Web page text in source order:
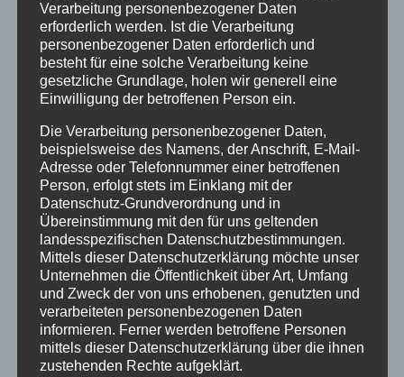
Haus Partale
Info
Oberstdorf
Stellenangebot
Traveller Review Award
Urlaub
Veranstaltungstipp
Wintersport
Bei uns…
Verarbeitung personenbezogener Daten
erforderlich werden. Ist die Verarbeitung
personenbezogener Daten erforderlich und
besteht für eine solche Verarbeitung keine
gesetzliche Grundlage, holen wir generell eine
Einwilligung der betroffenen Person ein.
Die Verarbeitung personenbezogener Daten,
beispielsweise des Namens, der Anschrift, E-Mail-
Adresse oder Telefonnummer einer betroffenen
Person, erfolgt stets im Einklang mit der
Datenschutz-Grundverordnung und in
Übereinstimmung mit den für uns geltenden
landesspezifischen Datenschutzbestimmungen.
Mittels dieser Datenschutzerklärung möchte unser
Unternehmen die Öffentlichkeit über Art, Umfang
und Zweck der von uns erhobenen, genutzten und
verarbeiteten personenbezogenen Daten
informieren. Ferner werden betroffene Personen
mittels dieser Datenschutzerklärung über die ihnen
zustehenden Rechte aufgeklärt.